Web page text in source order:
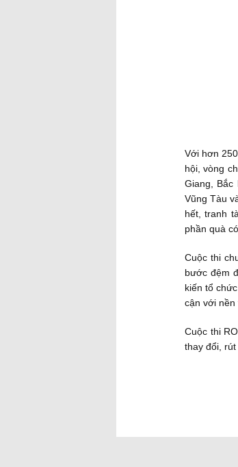
Với hơn
hội, vòng
Giang, Bắc
Vũng Tàu
hết, tranh
phần quà
Cuộc thi
bước đệm
kiến tổ
cận với nền
Cuộc thi
thay đổi,